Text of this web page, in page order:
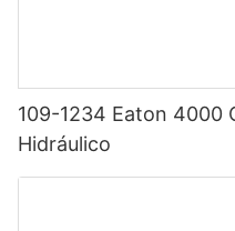
109-1234 Eaton 4000
Hidráulico